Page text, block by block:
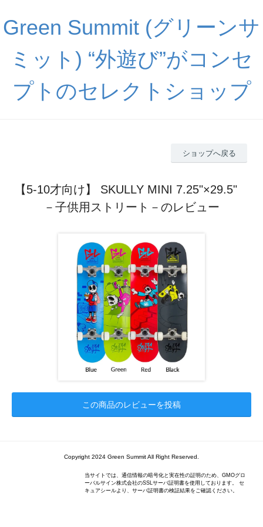
Green Summit (グリーンサ
ミット) “外遊び”がコンセ
プトのセレクトショップ
ショップへ戻る
【5-10才向け】 SKULLY MINI 7.25"×29.5"
－子供用ストリート－のレビュー
この商品のレビューを投稿
Copyright 2024 Green Summit All Right Reserved.
当サイトでは、通信情報の暗号化と実在性の証明のため、GMOグロ
ーバルサイン株式会社のSSLサーバ証明書を使用しております。 セ
キュアシールより、サーバ証明書の検証結果をご確認ください。